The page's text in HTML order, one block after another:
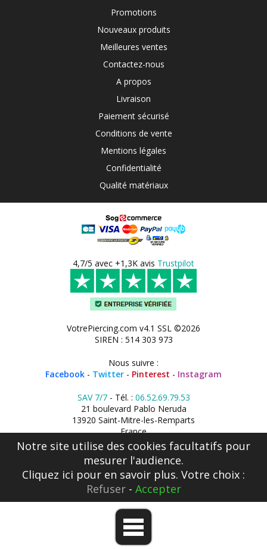
Promotions
Nouveaux produits
Meilleures ventes
Contactez-nous
A propos
Livraison
Paiement sécurisé
Conditions de vente
Mentions légales
Confidentialité
Qualité matériaux
4,7/5 avec +1,3K avis Trustpilot
VotrePiercing.com v4.1 SSL ©2026
SIREN : 514 303 973
Nous suivre :
Facebook - Twitter - Pinterest - Instagram
SAV 7/7- Tél. : 06.52.69.79.53
21 boulevard Pablo Neruda
13920 Saint-Mitre-les-Remparts
France
Notre site utilise des cookies facultatifs pour
mesurer l'audience.
Cliquez ici pour en savoir plus. Votre choix :
Refuser- Accepter